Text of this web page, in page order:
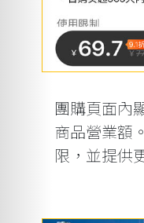
團購頁面內
商品營業額
限，並提供